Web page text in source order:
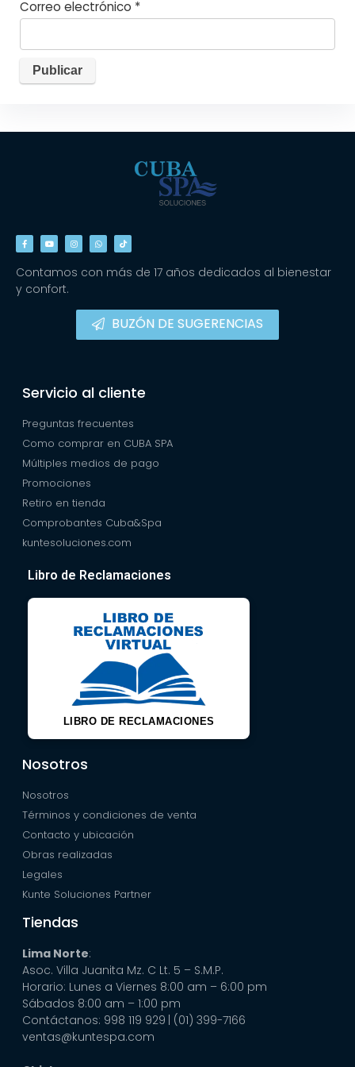
Correo electrónico *
Contamos con más de 17 años dedicados al bienestar
y confort.
BUZÓN DE SUGERENCIAS
Servicio al cliente
Preguntas frecuentes
Como comprar en CUBA SPA
Múltiples medios de pago
Promociones
Retiro en tienda
Comprobantes Cuba&Spa
kuntesoluciones.com
Libro de Reclamaciones
LIBRO DE RECLAMACIONES
Nosotros
Nosotros
Términos y condiciones de venta
Contacto y ubicación
Obras realizadas
Legales
Kunte Soluciones Partner
Tiendas
Lima Norte:
Asoc. Villa Juanita Mz. C Lt. 5 – S.M.P.
Horario: Lunes a Viernes 8:00 am – 6:00 pm
Sábados 8:00 am – 1:00 pm
Contáctanos: 998 119 929 | (01) 399-7166
ventas@kuntespa.com